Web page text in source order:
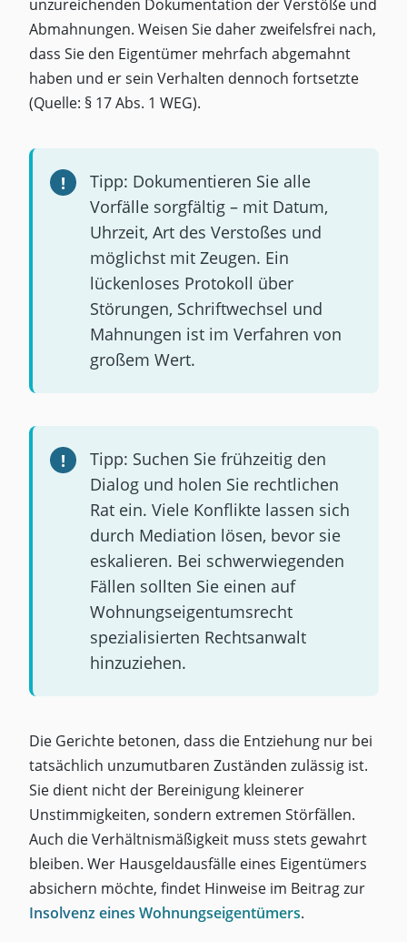
unzureichenden Dokumentation der Verstöße und
Abmahnungen. Weisen Sie daher zweifelsfrei nach,
dass Sie den Eigentümer mehrfach abgemahnt
haben und er sein Verhalten dennoch fortsetzte
(Quelle: § 17 Abs. 1 WEG).
Tipp: Dokumentieren Sie alle
Vorfälle sorgfältig – mit Datum,
Uhrzeit, Art des Verstoßes und
möglichst mit Zeugen. Ein
lückenloses Protokoll über
Störungen, Schriftwechsel und
Mahnungen ist im Verfahren von
großem Wert.
Tipp: Suchen Sie frühzeitig den
Dialog und holen Sie rechtlichen
Rat ein. Viele Konflikte lassen sich
durch Mediation lösen, bevor sie
eskalieren. Bei schwerwiegenden
Fällen sollten Sie einen auf
Wohnungseigentumsrecht
spezialisierten Rechtsanwalt
hinzuziehen.
Die Gerichte betonen, dass die Entziehung nur bei
tatsächlich unzumutbaren Zuständen zulässig ist.
Sie dient nicht der Bereinigung kleinerer
Unstimmigkeiten, sondern extremen Störfällen.
Auch die Verhältnismäßigkeit muss stets gewahrt
bleiben. Wer Hausgeldausfälle eines Eigentümers
absichern möchte, findet Hinweise im Beitrag zur
Insolvenz eines Wohnungseigentümers.